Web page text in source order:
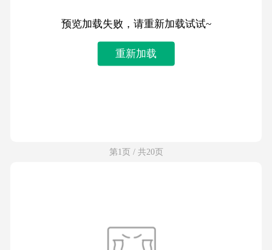
预览加载失败，请重新加载试试~
重新加载
第1页 / 共20页